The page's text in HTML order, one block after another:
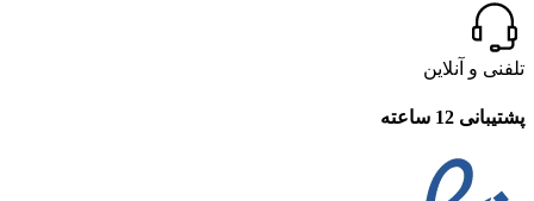
تلفنی و آنلاین
پشتیبانی 12 ساعته